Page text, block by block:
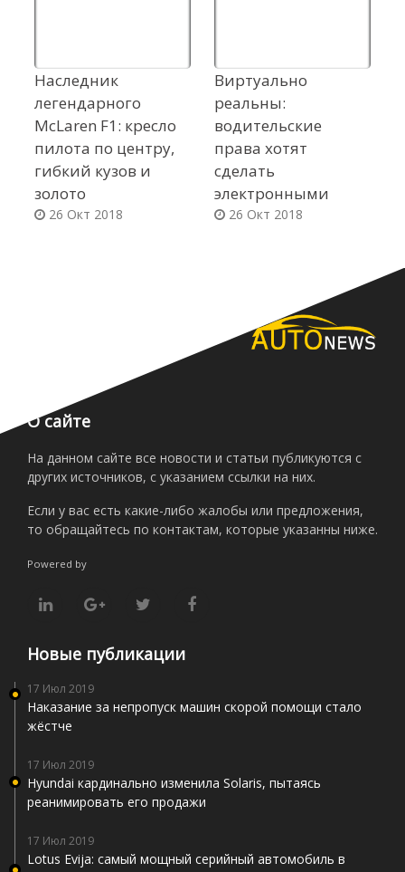
Наследник
легендарного
McLaren F1: кресло
пилота по центру,
гибкий кузов и
золото
26 Окт 2018
Виртуально
реальны:
водительские
права хотят
сделать
электронными
26 Окт 2018
О сайте
На данном сайте все новости и статьи публикуются с
других источников, с указанием ссылки на них.
Если у вас есть какие-либо жалобы или предложения,
то обращайтесь по контактам, которые указанны ниже.
Powered by
Новые публикации
17 Июл 2019
Наказание за непропуск машин скорой помощи стало
жёстче
17 Июл 2019
Hyundai кардинально изменила Solaris, пытаясь
реанимировать его продажи
17 Июл 2019
Lotus Evija: самый мощный серийный автомобиль в